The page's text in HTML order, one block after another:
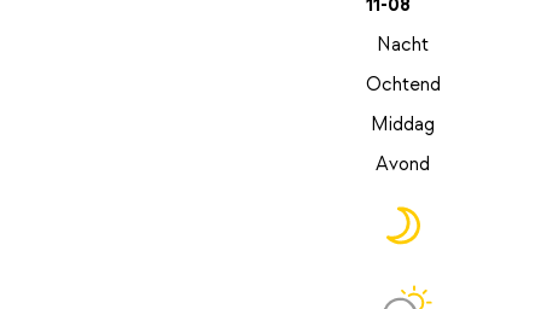
11-08
Nacht
Ochtend
Middag
Avond